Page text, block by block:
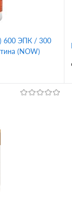
600 ЭПК / 300
(NOW)